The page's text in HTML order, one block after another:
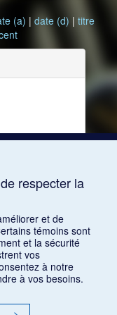
(a) | date (d) | titre
no 18 (13
respecter la
et de
témoins sont
et la sécurité
vos
à notre
à vos besoins.